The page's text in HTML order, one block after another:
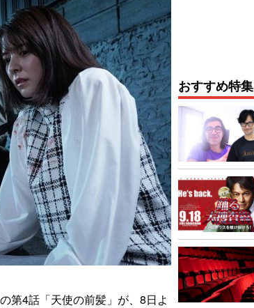
第4話「天使の前髪」が、8日よ
おすすめ特集